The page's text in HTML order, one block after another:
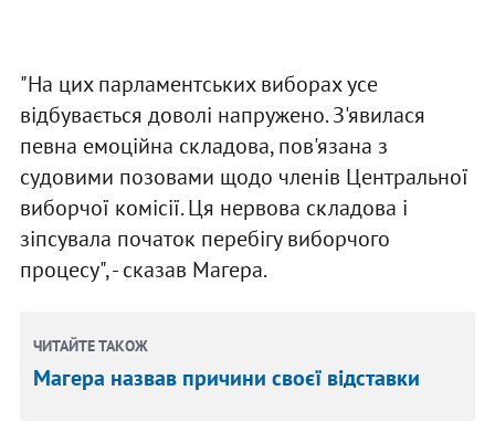
"На цих парламентських виборах усе
відбувається доволі напружено. З'явилася
певна емоційна складова, пов'язана з
судовими позовами щодо членів Центральної
виборчої комісії. Ця нервова складова і
зіпсувала початок перебігу виборчого
процесу", - сказав Магера.
ЧИТАЙТЕ ТАКОЖ
Магера назвав причини своєї відставки